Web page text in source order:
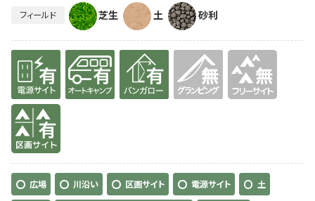
フィールド 芝生 土 砂利
有り 有り 有り
有り
広場 川沿い 区画サイト 電源サイト 土